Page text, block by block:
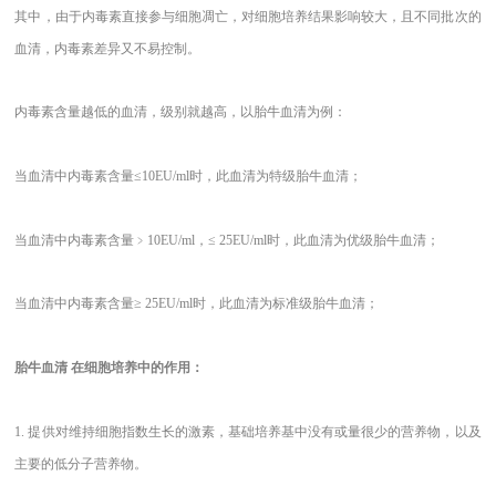
其中，由于内毒素直接参与细胞凋亡，对细胞培养结果影响较大，且不同批次的
血清，内毒素差异又不易控制。
内毒素含量越低的血清，级别就越高，以胎牛血清为例：
当血清中内毒素含量≤10EU/ml时，此血清为特级胎牛血清；
当血清中内毒素含量﹥ 10EU/ml，≤ 25EU/ml时，此血清为优级胎牛血清；
当血清中内毒素含量≥ 25EU/ml时，此血清为标准级胎牛血清；
胎牛血清 在细胞培养中的作用：
1. 提供对维持细胞指数生长的激素，基础培养基中没有或量很少的营养物，以及
主要的低分子营养物。